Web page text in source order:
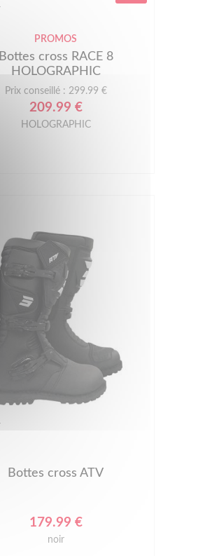
PROMOS
Bottes cross RACE 8
HOLOGRAPHIC
Prix conseillé : 299.99 €
209.99 €
HOLOGRAPHIC
Bottes cross ATV
179.99 €
noir